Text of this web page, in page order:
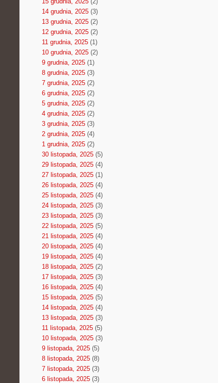
14 grudnia, 2025(3)
13 grudnia, 2025(2)
12 grudnia, 2025(2)
11 grudnia, 2025(1)
10 grudnia, 2025(2)
9 grudnia, 2025(1)
8 grudnia, 2025(3)
7 grudnia, 2025(2)
6 grudnia, 2025(2)
5 grudnia, 2025(2)
4 grudnia, 2025(2)
3 grudnia, 2025(3)
2 grudnia, 2025(4)
1 grudnia, 2025(2)
30 listopada, 2025(5)
29 listopada, 2025(4)
27 listopada, 2025(1)
26 listopada, 2025(4)
25 listopada, 2025(4)
24 listopada, 2025(3)
23 listopada, 2025(3)
22 listopada, 2025(5)
21 listopada, 2025(4)
20 listopada, 2025(4)
19 listopada, 2025(4)
18 listopada, 2025(2)
17 listopada, 2025(3)
16 listopada, 2025(4)
15 listopada, 2025(5)
14 listopada, 2025(4)
13 listopada, 2025(3)
11 listopada, 2025(5)
10 listopada, 2025(3)
9 listopada, 2025(5)
8 listopada, 2025(8)
7 listopada, 2025(3)
6 listopada, 2025(3)